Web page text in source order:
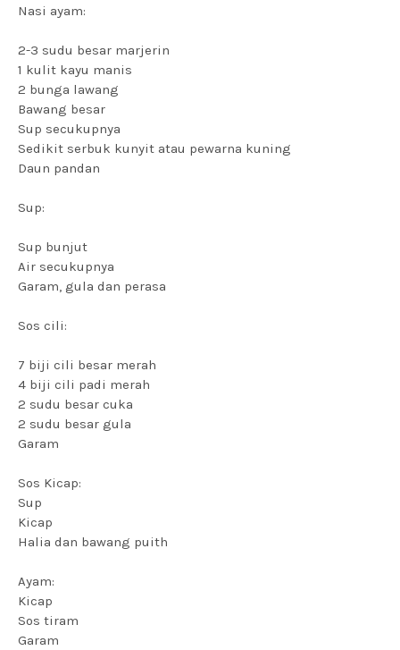
Nasi ayam:
2-3 sudu besar marjerin
1 kulit kayu manis
2 bunga lawang
Bawang besar
Sup secukupnya
Sedikit serbuk kunyit atau pewarna kuning
Daun pandan
Sup:
Sup bunjut
Air secukupnya
Garam, gula dan perasa
Sos cili:
7 biji cili besar merah
4 biji cili padi merah
2 sudu besar cuka
2 sudu besar gula
Garam
Sos Kicap:
Sup
Kicap
Halia dan bawang puith
Ayam:
Kicap
Sos tiram
Garam